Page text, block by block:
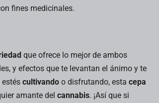
fines medicinales.
que ofrece lo mejor de ambos
y efectos que te levantan el ánimo y te
cultivando o disfrutando, esta cepa
amante del cannabis. ¡Así que si